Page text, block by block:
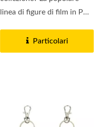
linea di figure di film in PVC
Particolari